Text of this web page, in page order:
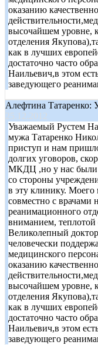
оказанию
высочайшем уровне,
отделения
как в лучших
достаточно часто
Наильевич,в этом
заведующего
Алефтина Татаренко:
25.12.2012
Уважаемый Рустем
мужа Татаренко
приступ и нам
долгих уговоров,
МКДЦ ,но у нас были
со стороны
в эту клинику.
совместно с врачами
реанимационного
вниманием, теплотой
Великолепный
человечески
медицинского
оказанию
высочайшем уровне,
отделения
как в лучших
достаточно часто
Наильевич,в этом
заведующего